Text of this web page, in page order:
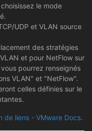
le mode
UDP et VLAN source
des stratégies
et pour NetFlow sur
pourrez renseignés
VLAN" et "NetFlow".
celles définies sur le
de liens - VMware Docs.